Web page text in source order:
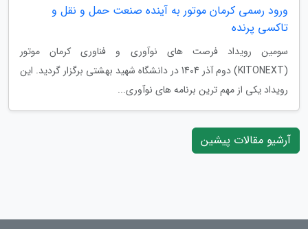
ورود رسمی کرمان موتور به آینده صنعت حمل و نقل و
تاکسی پرنده
سومین رویداد فرصت های نوآوری و فناوری کرمان موتور
(KITONEXT) دوم آذر 1404 در دانشگاه شهید بهشتی برگزار گردید. این
رویداد یکی از مهم ترین برنامه های نوآوری...
آرشیو مقالات پیشین